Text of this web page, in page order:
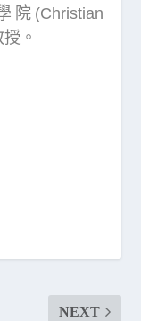
(Christian
。
NEXT